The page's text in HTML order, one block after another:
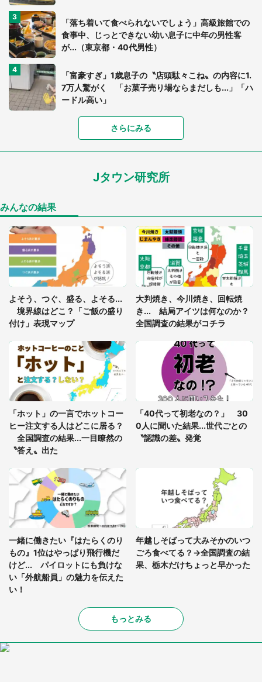
「落ち着いて食べられないでしょう」高級旅館での
食事中、じっとできない幼い息子に中年の男性客
が...（東京都・40代男性）
「富豪すぎ」1歳息子の〝店頭駄々こね〟の内容に1.
7万人驚がく 「お菓子売り場ならまだしも...」「ハ
ードル高い」
あまりにも四角すぎる猫、激写される 「これもう
家に〝デカい蛾〟が居座り続けて3日間...ビビり続
「○○がない街に住んでいます」住人の呟きに30万
人驚がく 何が存在しないか、あなたはわかる？
「閉所恐怖症の私は新幹線で大パニック。隣席の青
年に『手を繋いで』とお願いしたら...」 体験談に
8万人感動
知らぬおじいさんがわざわざ声をかけてきて（兵庫
県・30代女性）
「ゾワゾワする」「本当に気持ち悪い」 道端でバ
グっちゃってた〝野生の野菜〟に6.5万人戦慄
さらにみる
Jタウン研究所
みんなの結果
よそう、つぐ、盛る、よそる...
境界線はどこ？「ご飯の盛り
付け」表現マップ
大判焼き、今川焼き、回転焼
き... 結局アイツは何なのか？
全国調査の結果がコチラ
「ホット」の一言でホットコー
ヒー注文する人はどこに居る？
全国調査の結果...一目瞭然の
〝答え〟出た
「40代って初老なの？」 30
0人に聞いた結果...世代ごとの
〝認識の差〟発覚
一緒に働きたい『はたらくのり
もの』1位はやっぱり飛行機だ
けど... パイロットにも負けな
い「外航船員」の魅力を伝えた
い！
年越しそばって大みそかのいつ
ごろ食べてる？→全国調査の結
果、栃木だけちょっと早かった
もっとみる